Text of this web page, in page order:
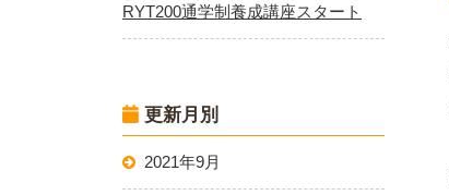
RYT200通学制養成講座スタート
更新月別
2021年9月